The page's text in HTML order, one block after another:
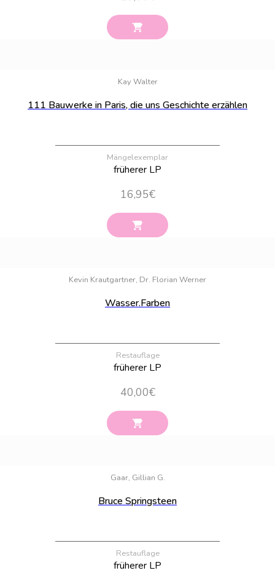
Kay Walter
111 Bauwerke in Paris, die uns Geschichte erzählen
Mängelexemplar
früherer LP
16,95€
Kevin Krautgartner, Dr. Florian Werner
Wasser.Farben
Restauflage
früherer LP
40,00€
Gaar, Gillian G.
Bruce Springsteen
Restauflage
früherer LP